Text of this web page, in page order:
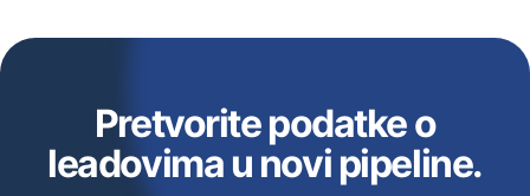
Pretvorite podatke o
leadovima u novi pipeline.